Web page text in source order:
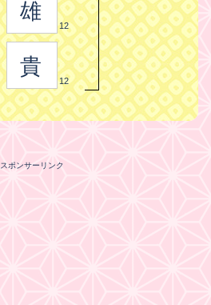
雄
12
貴
12
スポンサーリンク